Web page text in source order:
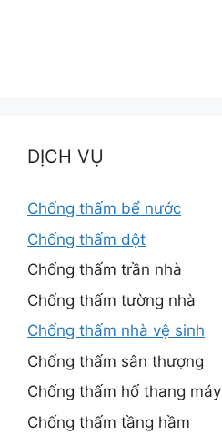
DỊCH VỤ
Chống thấm bể nước
Chống thấm dột
Chống thấm trần nhà
Chống thấm tường nhà
Chống thấm nhà vệ sinh
Chống thấm sân thượng
Chống thấm hố thang máy
Chống thấm tầng hầm